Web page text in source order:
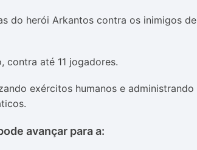
do herói Arkantos contra os inimigos de
contra até 11 jogadores.
exércitos humanos e administrando
avançar para a: